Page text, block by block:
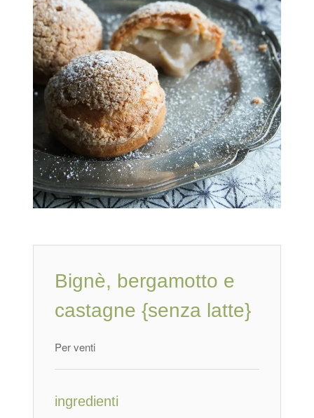
Bignè, bergamotto e
castagne {senza latte}
Per venti
ingredienti